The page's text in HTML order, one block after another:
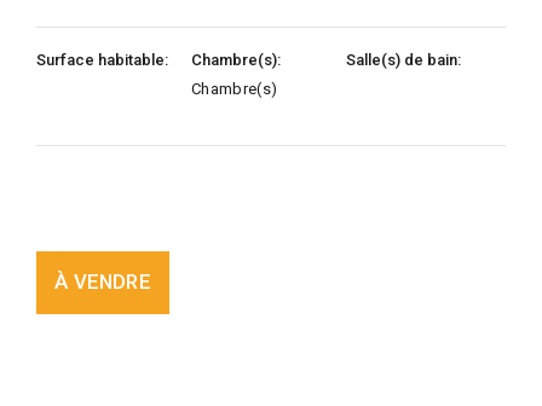
Surface habitable:
Chambre(s):
Chambre(s)
Salle(s) de bain:
À VENDRE